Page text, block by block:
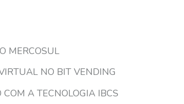
MERCOSUL
NO BIT VENDING
A TECNOLOGIA IBCS